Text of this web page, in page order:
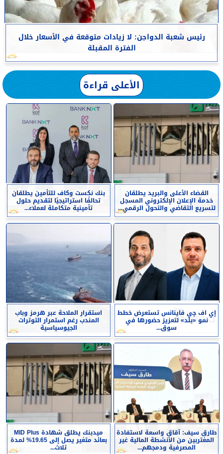
رئيس شعبة الدواجن: لا زيادات متوقعة في الأسعار خلال
الفترة المقبلة
الأعلى قراءة
القضاء الأعلى والبريد يطلقان
خدمة الإعلان الإلكتروني المسجل
لتسريع التقاضي والتحول الرقمي...
بنك نكست وكاف للتأمين يطلقان
تحالفًا استراتيجيًا لتقديم حلول
تأمينية متكاملة لعملاء...
إي اف چي فاينانس تستعرض خطط
نمو «بلد» لتعزيز حضورها في
سوق...
استقرار الملاحة عبر هرمز وباب
المندب رغم استمرار التوترات
الجيوسياسية
طارق سيف: آقاق واسعة لاستفادة
المغتربين من الأنشطة المالية غير
المصرفية ودمجهم...
ميدبنك يطلق شهادة MID Plus
بعائد متغير يصل إلى 19.65% لمدة
ثلاث...